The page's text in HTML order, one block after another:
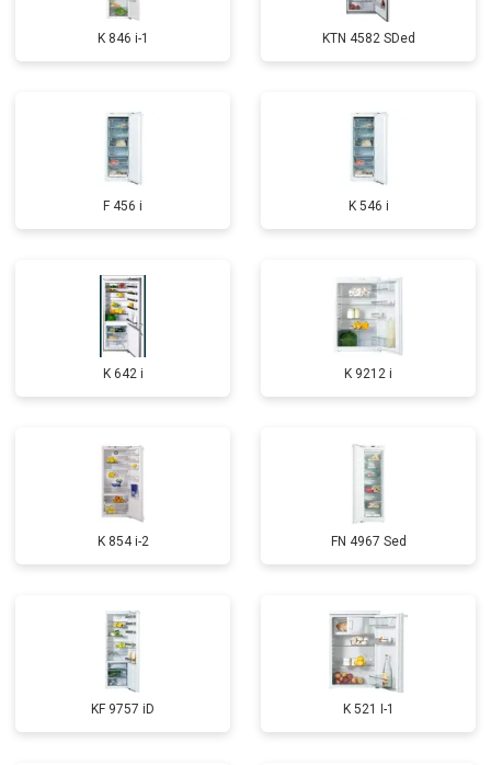
K 846 i-1 KTN 4582 SDed
F 456 i K 546 i
K 642 i K 9212 i
K 854 i-2 FN 4967 Sed
KF 9757 iD K 521 I-1